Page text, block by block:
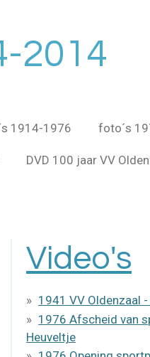
2014
1914-1976 foto´s
DVD 100 jaar VV
Video's
1941 VV Oldenzaal
1976 Afscheid van
Heuveltje